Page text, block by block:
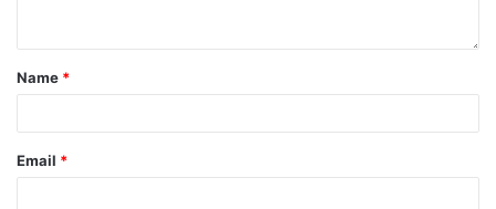
Name *
Email *